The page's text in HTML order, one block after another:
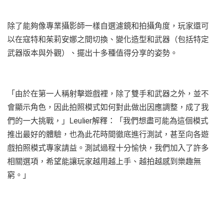
除了能夠像專業攝影師一樣自選濾鏡和拍攝角度，玩家還可
以在寇特和茱莉安娜之間切換、變化造型和武器（包括特定
武器版本與外觀）、擺出十多種值得分享的姿勢。
「由於在第一人稱射擊遊戲裡，除了雙手和武器之外，並不
會顯示角色，因此拍照模式如何對此做出因應調整，成了我
們的一大挑戰，」Leulier解釋：「我們想盡可能為這個模式
推出最好的體驗，也為此花時間徹底進行測試，甚至向各遊
戲拍照模式專家請益。測試過程十分愉快，我們加入了許多
相關選項，希望能讓玩家越用越上手、越拍越感到樂趣無
窮。」